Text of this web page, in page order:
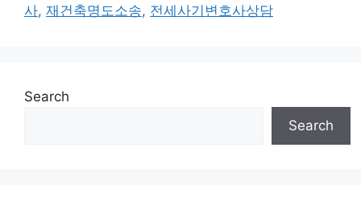
사, 재건축명도소송, 전세사기변호사상담
Search
Search